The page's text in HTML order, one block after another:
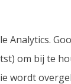
Analytics.
om bij te
wordt